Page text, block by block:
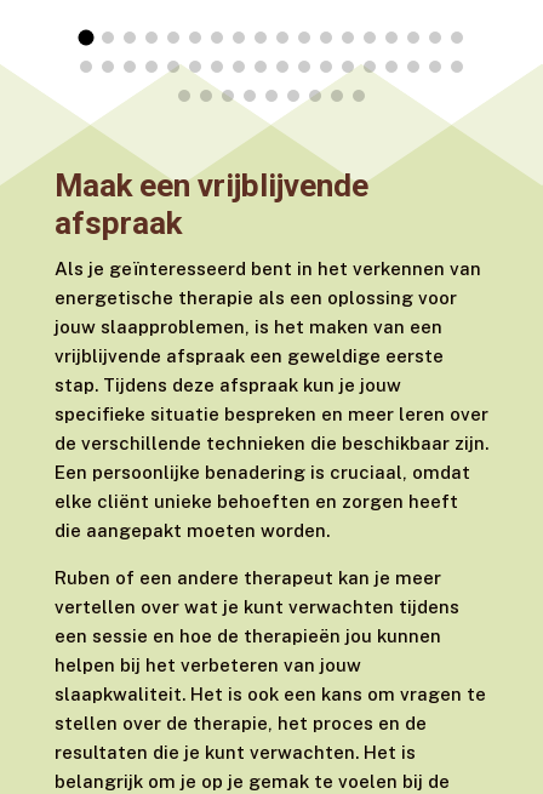
Maak een vrijblijvende
afspraak
Als je geïnteresseerd bent in het verkennen van
energetische therapie als een oplossing voor
jouw slaapproblemen, is het maken van een
vrijblijvende afspraak een geweldige eerste
stap. Tijdens deze afspraak kun je jouw
specifieke situatie bespreken en meer leren over
de verschillende technieken die beschikbaar zijn.
Een persoonlijke benadering is cruciaal, omdat
elke cliënt unieke behoeften en zorgen heeft
die aangepakt moeten worden.
Ruben of een andere therapeut kan je meer
vertellen over wat je kunt verwachten tijdens
een sessie en hoe de therapieën jou kunnen
helpen bij het verbeteren van jouw
slaapkwaliteit. Het is ook een kans om vragen te
stellen over de therapie, het proces en de
resultaten die je kunt verwachten. Het is
belangrijk om je op je gemak te voelen bij de